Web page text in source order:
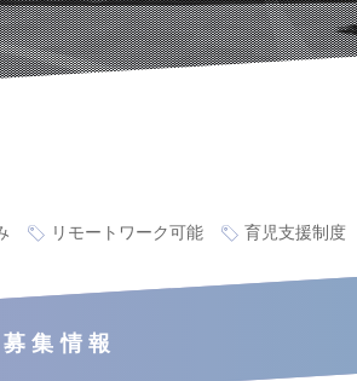
リモートワーク可能 育児支援制度
募集情報